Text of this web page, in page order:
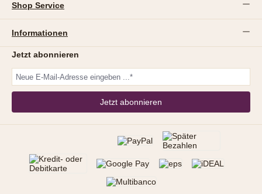
Shop Service
Informationen
Jetzt abonnieren
Jetzt abonnieren